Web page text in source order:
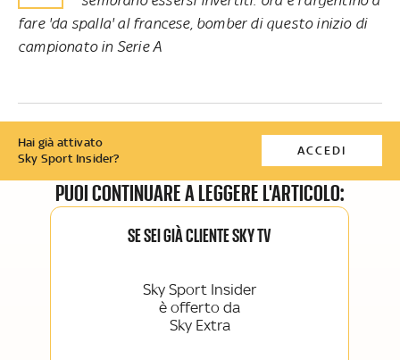
fare 'da spalla' al francese, bomber di questo inizio di
campionato in Serie A
Hai già attivato
Sky Sport Insider?
ACCEDI
PUOI CONTINUARE A LEGGERE L'ARTICOLO:
SE SEI GIÀ CLIENTE SKY TV
Sky Sport Insider
è offerto da
Sky Extra